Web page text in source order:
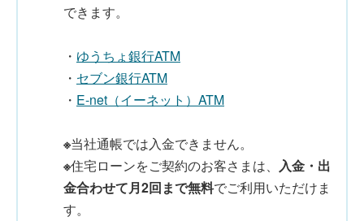
できます。
・ ゆうちょ銀行ATM
・ セブン銀行ATM
・ E-net（イーネット）ATM
※当社通帳では入金できません。
※住宅ローンをご契約のお客さまは、 入金・出
金合わせて月2回まで無料でご利用いただけま
す。